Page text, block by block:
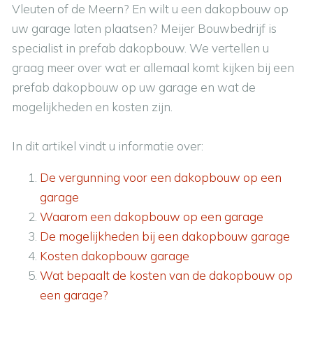
Vleuten of de Meern? En wilt u een dakopbouw op
uw garage laten plaatsen? Meijer Bouwbedrijf is
specialist in prefab dakopbouw. We vertellen u
graag meer over wat er allemaal komt kijken bij een
prefab dakopbouw op uw garage en wat de
mogelijkheden en kosten zijn.
In dit artikel vindt u informatie over:
De vergunning voor een dakopbouw op een
garage
Waarom een dakopbouw op een garage
De mogelijkheden bij een dakopbouw garage
Kosten dakopbouw garage
Wat bepaalt de kosten van de dakopbouw op
een garage?